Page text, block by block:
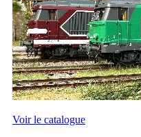
Voir le catalogue